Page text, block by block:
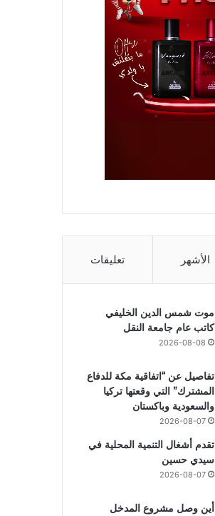
الأشهر تعليقات
موت شمس الدين الخليفي
كاتب عام جامعة النقل
2026-08-08
تفاصيل عن “اتفاقية مكة للدفاع
المشترك” التي وقعتها تركيا
والسعودية وباكستان
2026-08-07
تقدم أشغال التنمية المحلية في
سيدي حسين
2026-08-07
أين وصل مشروع المدخل